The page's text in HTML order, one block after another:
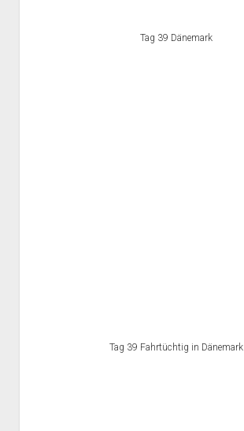
Tag 39 Dänemark
Tag 39 Fahrtüchtig in Dänemark